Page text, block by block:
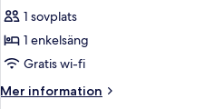
Economy
enkelrum
1 sovplats
1 enkelsäng
Gratis wi-fi
Mer information
Mer